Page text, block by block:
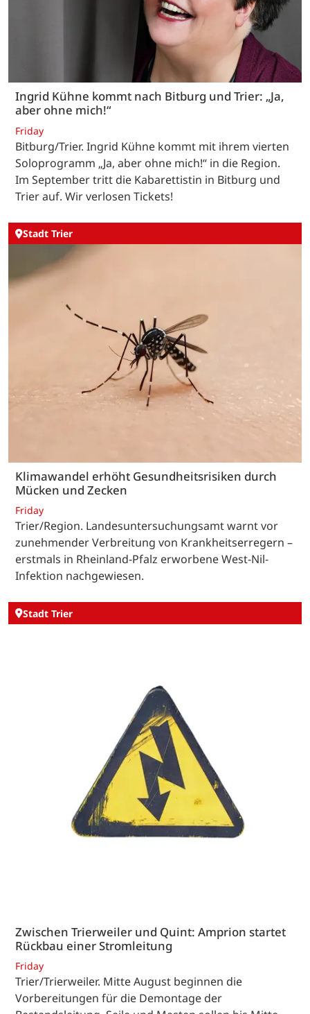
Ingrid Kühne kommt nach Bitburg und Trier: „Ja,
aber ohne mich!“
Friday
Bitburg/Trier. Ingrid Kühne kommt mit ihrem vierten
Soloprogramm „Ja, aber ohne mich!“ in die Region.
Im September tritt die Kabarettistin in Bitburg und
Trier auf. Wir verlosen Tickets!
Stadt Trier
Klimawandel erhöht Gesundheitsrisiken durch
Mücken und Zecken
Friday
Trier/Region. Landesuntersuchungsamt warnt vor
zunehmender Verbreitung von Krankheitserregern –
erstmals in Rheinland-Pfalz erworbene West-Nil-
Infektion nachgewiesen.
Stadt Trier
Zwischen Trierweiler und Quint: Amprion startet
Rückbau einer Stromleitung
Friday
Trier/Trierweiler. Mitte August beginnen die
Vorbereitungen für die Demontage der